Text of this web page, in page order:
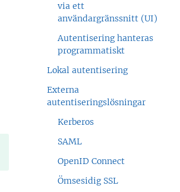
via ett
användargränssnitt (UI)
Autentisering hanteras
programmatiskt
Lokal autentisering
Externa
autentiseringslösningar
Kerberos
SAML
OpenID Connect
Ömsesidig SSL